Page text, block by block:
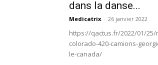
dans la danse...
Medicatrix - 26 janvier 2022
https://qactus.fr/2022/01/
colorado-420-camions-
le-canada/